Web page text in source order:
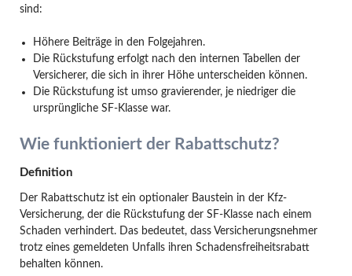
sind:
Höhere Beiträge in den Folgejahren.
Die Rückstufung erfolgt nach den internen Tabellen der
Versicherer, die sich in ihrer Höhe unterscheiden können.
Die Rückstufung ist umso gravierender, je niedriger die
ursprüngliche SF-Klasse war.
Wie funktioniert der Rabattschutz?
Definition
Der Rabattschutz ist ein optionaler Baustein in der Kfz-
Versicherung, der die Rückstufung der SF-Klasse nach einem
Schaden verhindert. Das bedeutet, dass Versicherungsnehmer
trotz eines gemeldeten Unfalls ihren Schadensfreiheitsrabatt
behalten können.